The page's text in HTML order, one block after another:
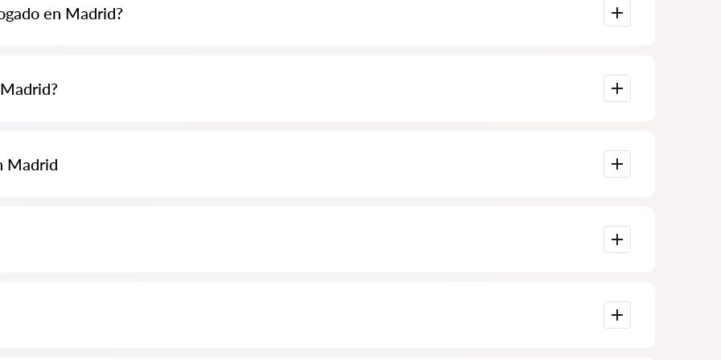
en Madrid?
Madrid